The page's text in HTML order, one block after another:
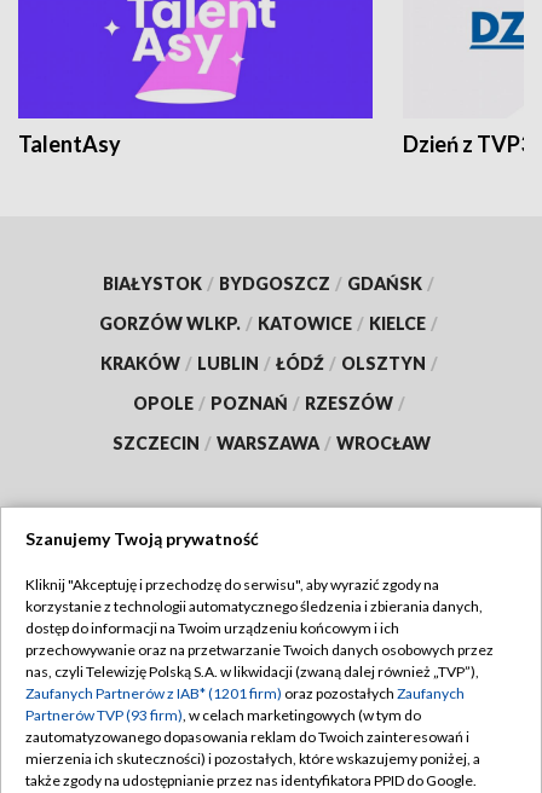
TalentAsy Dzień z TVP3
BIAŁYSTOK / BYDGOSZCZ / GDAŃSK /
GORZÓW WLKP. / KATOWICE / KIELCE /
KRAKÓW / LUBLIN / ŁÓDŹ / OLSZTYN /
OPOLE / POZNAŃ / RZESZÓW /
SZCZECIN / WARSZAWA / WROCŁAW
TVP
Abonament TVP
Emisja w TVP
Centrum informacji TVP
Naziemna Telewizja Cyfrowa
Regulamin TVP
Polityka prywatności
Moje zgody
Pomoc
Szanujemy Twoją prywatność
Kliknij "Akceptuję i przechodzę do serwisu", aby wyrazić zgody na
korzystanie z technologii automatycznego śledzenia i zbierania danych,
dostęp do informacji na Twoim urządzeniu końcowym i ich
przechowywanie oraz na przetwarzanie Twoich danych osobowych przez
nas, czyli Telewizję Polską S.A. w likwidacji (zwaną dalej również „TVP”),
Zaufanych Partnerów z IAB* (1201 firm) oraz pozostałych Zaufanych
Partnerów TVP (93 firm), w celach marketingowych (w tym do
zautomatyzowanego dopasowania reklam do Twoich zainteresowań i
mierzenia ich skuteczności) i pozostałych, które wskazujemy poniżej, a
także zgody na udostępnianie przez nas identyfikatora PPID do Google.